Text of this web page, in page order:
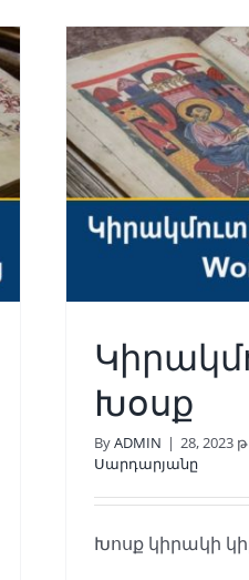
Խօսք
ByADMIN | 28, 2023 թ
Սարդարյանը
Խոսք կիրակի